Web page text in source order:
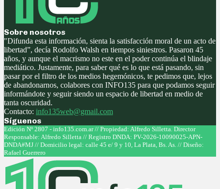
Sobre nosotros
"Difunda esta información, sienta la satisfacción moral de un acto de
libertad”, decía Rodolfo Walsh en tiempos siniestros. Pasaron 45
años, y aunque el macrismo no este en el poder continúa el blindaje
mediático. Justamente, para saber qué es lo que está pasando, sin
pasar por el filtro de los medios hegemónicos, te pedimos que, lejos
de abandonarnos, colabores con INFO135 para que podamos seguir
informándote y seguir siendo un espacio de libertad en medio de
tanta oscuridad.
Contacto: info135web@gmail.com
Síguenos
Facebook
Twitter
Instagram
Youtube
Edición Nº 2807 - info135.com.ar // Propiedad: Alfredo Silletta. Director
Responsable: Alfredo Silletta // Registro DNDA: PV-2026-10090025-APN-
DNDA#MJ // Domicilio legal: calle 45 e/ 9 y 10, La Plata, Bs. As. // Diseño:
Rafael Guerrero